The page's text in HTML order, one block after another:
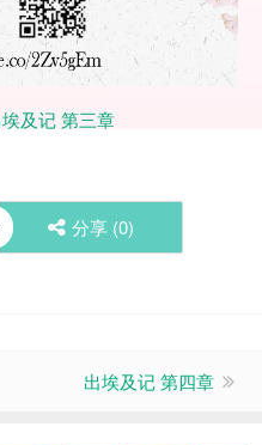
及记 第三章
分享 (0)
出埃及记 第四章